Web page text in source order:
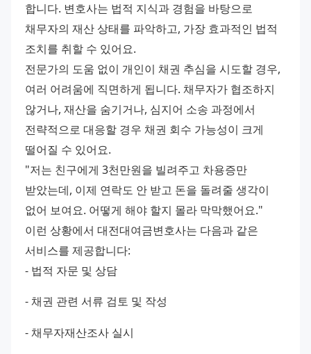
합니다. 변호사는 법적 지식과 경험을 바탕으로
채무자의 재산 상태를 파악하고, 가장 효과적인 법적
조치를 취할 수 있어요.
전문가의 도움 없이 개인이 채권 추심을 시도할 경우,
여러 어려움에 직면하게 됩니다. 채무자가 협조하지
않거나, 재산을 숨기거나, 심지어 소송 과정에서
전략적으로 대응할 경우 채권 회수 가능성이 크게
떨어질 수 있어요.
"저는 친구에게 3천만원을 빌려주고 차용증만
받았는데, 이제 연락도 안 받고 돈을 돌려줄 생각이
없어 보여요. 어떻게 해야 할지 몰라 막막했어요."
이런 상황에서 대전대여금변호사는 다음과 같은
서비스를 제공합니다:
- 법적 자문 및 상담
- 채권 관련 서류 검토 및 작성
- 채무자재산조사 실시